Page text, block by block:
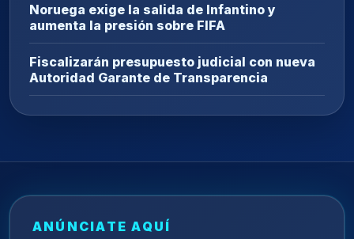
Noruega exige la salida de Infantino y
aumenta la presión sobre FIFA
Fiscalizarán presupuesto judicial con nueva
Autoridad Garante de Transparencia
ANÚNCIATE AQUÍ